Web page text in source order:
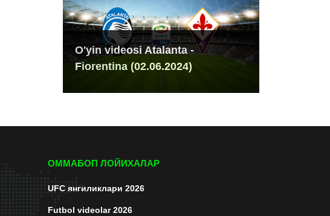
O'yin videosi Atalanta -
Fiorentina (02.06.2024)
ОММАБОП ЛОЙИХАЛАР
UFC янгиликлари 2026
Futbol videolar 2026